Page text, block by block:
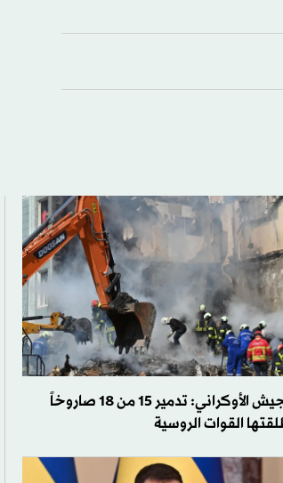
الجيش الأوكراني: تدمير 15 من 18 صاروخاً
القوات الروسية